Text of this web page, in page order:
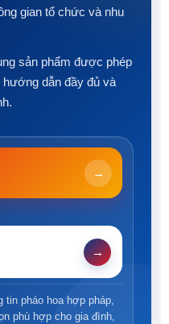
gian tổ chức và nhu
sản phẩm được phép
hướng dẫn đầy đủ và
→
→
tin pháo hoa hợp pháp,
phù hợp cho gia đình,